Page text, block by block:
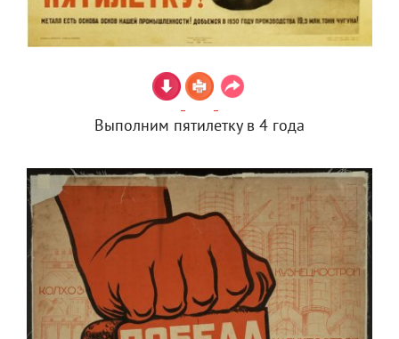
Выполним пятилетку в 4 года